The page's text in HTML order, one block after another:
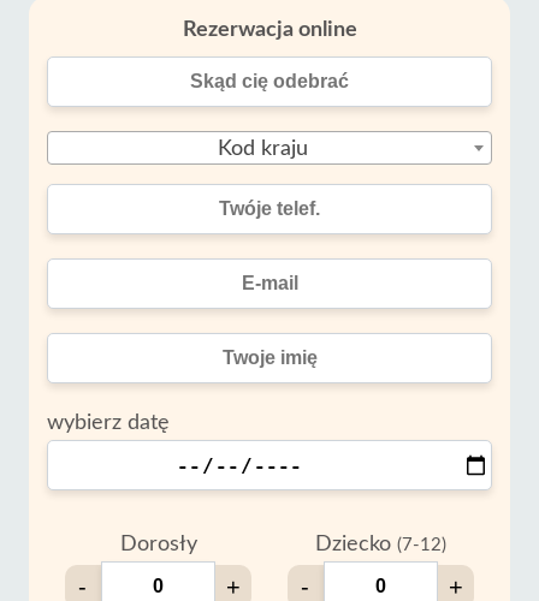
Rezerwacja online
Kod kraju
wybierz datę
Dorosły
- +
Dziecko (7-12)
- +